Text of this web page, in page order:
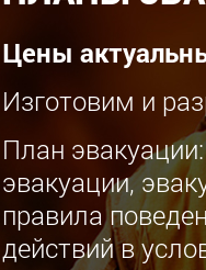
Цены
Изготовим и
План
эвакуации,
правила
действий в